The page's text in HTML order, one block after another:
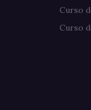
Curso
Curso